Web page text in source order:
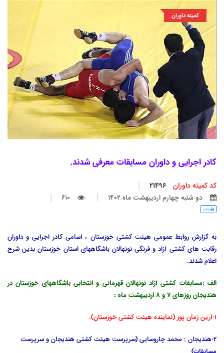
کمیته داوران
کادر اجرایی و داوران مسابقات معرفی شدند.
کد کمیته داوران
دو شنبه چهارم ارديبهشت ماه 1402
610
چاپ
به گزارش روابط عمومی هیئت کشتی خوزستان ، اسامی کادر اجرایی و داوران
رقابت های کشتی آزاد و فرنگی نونهالان باشگاههای استان خوزستان بدین شرح
اعلام شدند.
الف :مسابقات کشتی آزاد نونهالان قهرمانی و انتخابی باشگاههای خوزستان در
هندیجان روزهای 7 و 8 اردیبهشت ماه :
1-آرین زمان پور (نماینده هیئت کشتی خوزستان).
2-هندیجان : محمد چاروسایی (سرپرست هیئت کشتی هندیجان و سرپرست